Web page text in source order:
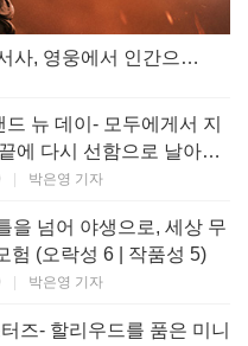
오디세이- IMAX로 부활한 고대 서사, 영웅에서 인간으로의 귀환 (오락성 9 | 작품성 9)
뉴 데이- 모두에게서 지
에 다시 선함으로 날아오
품성 8)
박은영 기자
을 넘어 야생으로, 세상 무
험 (오락성 6 | 작품성 5)
박은영 기자
즈- 할리우드를 품은 미니